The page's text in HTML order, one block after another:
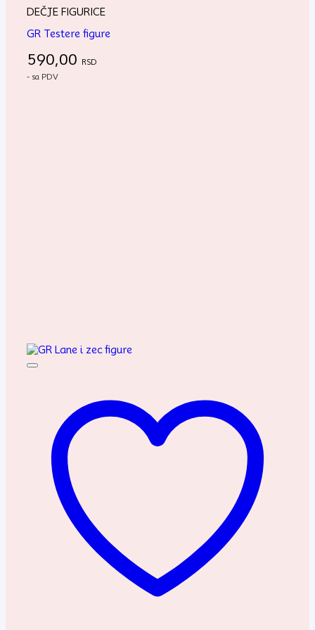
DEČJE FIGURICE
GR Testere figure
590,00 RSD
- sa PDV